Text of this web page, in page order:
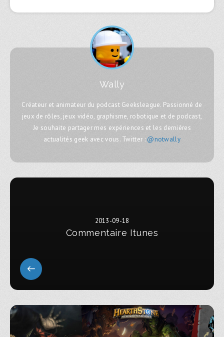
Wally
Créateur et animateur du podcast Geeksleague. Passionné de
jeux de rôles, jeux vidéo, graphisme, robotique et de podcast,
Je souhaite partager mes expériences et les dernières
actualités geek avec vous. Twitter : @notwally
2013-09-18
Commentaire Itunes